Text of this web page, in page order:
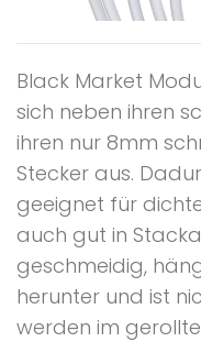
Black Market
sich neben ihren
ihren nur 8mm
Stecker aus.
geeignet für
auch gut in
geschmeidig,
herunter und ist
werden im